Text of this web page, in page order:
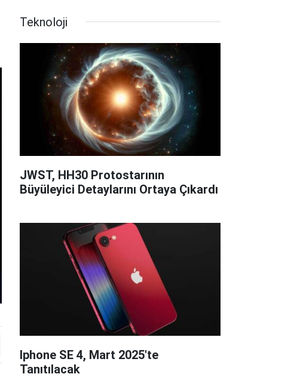
Teknoloji
JWST, HH30 Protostarının
Büyüleyici Detaylarını Ortaya Çıkardı
Iphone SE 4, Mart 2025'te
Tanıtılacak